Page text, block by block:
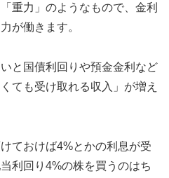
重力」のようなもので、金利
が働きます。
と国債利回りや預金金利など
ても受け取れる収入」が増え
ておけば4%とかの利息が受
利回り4%の株を買うのはち